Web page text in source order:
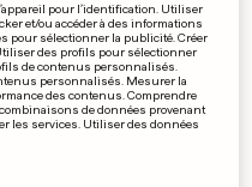
pour l’identification. Utiliser
et/ou accéder à des informations
pour sélectionner la publicité. Créer
des profils pour sélectionner
de contenus personnalisés.
personnalisés. Mesurer la
des contenus. Comprendre
de données provenant
les services. Utiliser des données